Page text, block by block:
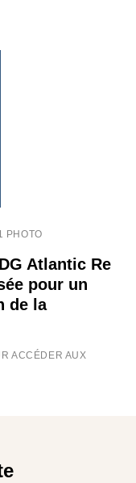
PHOTO
Atlantic Re
pour un
de la
ACCÉDER AUX